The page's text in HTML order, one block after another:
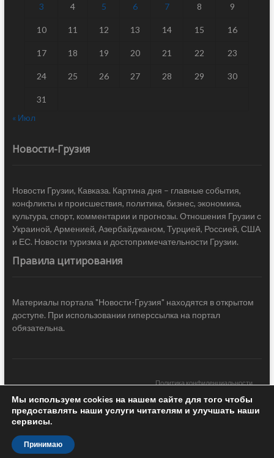
3 4 5 6 7 8 9
10 11 12 13 14 15 16
17 18 19 20 21 22 23
24 25 26 27 28 29 30
31
« Июл
Новости-Грузия
Новости Грузии, Кавказа. Картина дня – главные события,
конфликты и происшествия, политика, бизнес, экономика,
культура, спорт, комментарии и прогнозы. Отношения Грузии с
Украиной, Арменией, Азербайджаном, Турцией, Россией, США
и ЕС. Новости туризма и достопримечательности Грузии.
Правила цитирования
Материалы портала "Новости-Грузия" находятся в открытом
доступе. При использовании гиперссылка на портал
обязательна.
Политика конфиденциальности
Новости Грузии| Black Sea Press LTD © 2020 All Rights Reserved /
Design & development —
Мы используем cookies на нашем сайте для того чтобы
предоставлять наши услуги читателям и улучшать наши
сервисы.
Принимаю